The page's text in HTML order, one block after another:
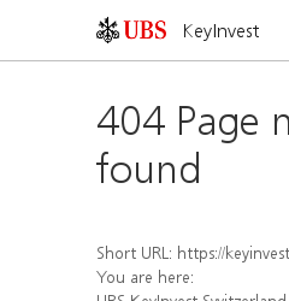
KeyInvest
404 Page
found
Short URL: https://keyinvest-ch.ubs.com/
You are here: